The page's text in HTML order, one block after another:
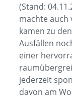
(Stand:
machte auch
kamen zu
Ausfällen
einer
jederzeit
davon am